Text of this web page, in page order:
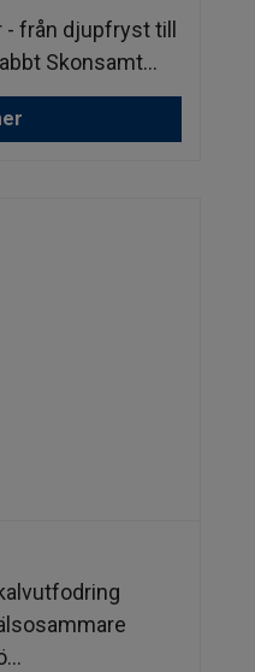
från djupfryst till
Skonsamt...